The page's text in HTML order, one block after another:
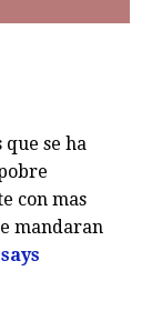
se ha
con mas
mandaran